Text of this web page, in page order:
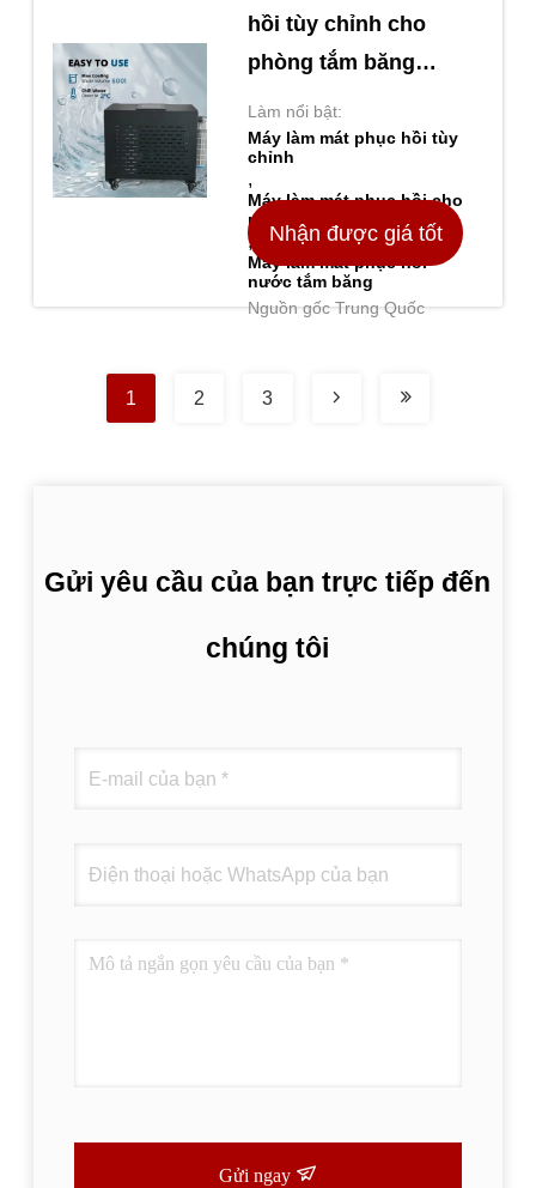
hồi tùy chỉnh cho
phòng tắm băng
hoàn hảo cho nhu
cầu kinh doanh của
Làm nổi bật:
Máy làm mát phục hồi tùy
chỉnh
Máy làm mát phục hồi cho
phòng tắm băng
,
Máy làm mát phục hồi
nước tắm băng
Nguồn gốc Trung Quốc
Nhận được giá tốt
nhất
1 2 3
Gửi yêu cầu của bạn trực tiếp đến
chúng tôi
Gửi ngay